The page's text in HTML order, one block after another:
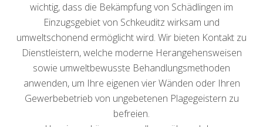
wichtig, dass die Bekämpfung von Schädlingen im
Einzugsgebiet von Schkeuditz wirksam und
umweltschonend ermöglicht wird. Wir bieten Kontakt zu
Dienstleistern, welche moderne Herangehensweisen
sowie umweltbewusste Behandlungsmethoden
anwenden, um Ihre eigenen vier Wänden oder Ihren
Gewerbebetrieb von ungebetenen Plagegeistern zu
befreien.